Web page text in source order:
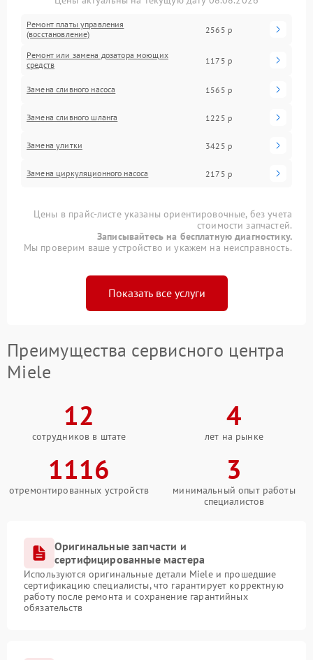
Ремонт платы управления
(восстановление)
2565 р
Ремонт или замена дозатора моющих
средств
1175 р
Замена сливного насоса 1565 р
Замена сливного шланга 1225 р
Замена улитки 3425 р
Замена циркуляционного насоса 2175 р
Цены в прайс-листе указаны ориентировочные, без учета
стоимости запчастей.
Записывайтесь на бесплатную диагностику.
Мы проверим ваше устройство и укажем на неисправность.
Показать все услуги
Преимущества сервисного центра
Miele
12
сотрудников в штате
4
лет на рынке
1116
отремонтированных устройств
3
минимальный опыт работы
специалистов
Оригинальные запчасти и
сертифицированные мастера
Используются оригинальные детали Miele и прошедшие
сертификацию специалисты, что гарантирует корректную
работу после ремонта и сохранение гарантийных
обязательств